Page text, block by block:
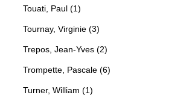
Touati, Paul (1)
Tournay, Virginie (3)
Trepos, Jean-Yves (2)
Trompette, Pascale (6)
Turner, William (1)